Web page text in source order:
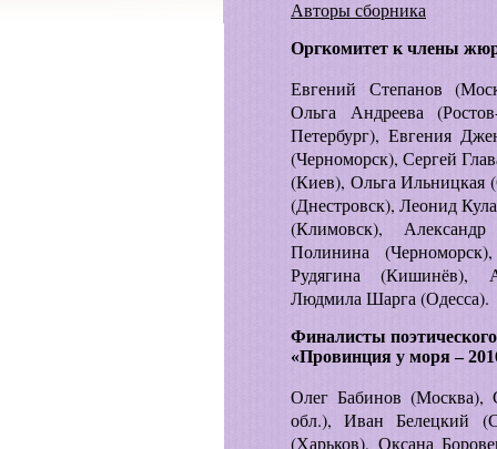
Авторы сборника
Оргкомитет к члены
Евгений Степанов
Ольга Андреева
Петербург), Евгения
(Черноморск), Сергей
(Киев), Ольга Ильницкая
(Днестровск), Леонид
(Климовск),
Полинина
Рудягина (Кишинёв),
Людмила Шарга (Одесса).
Финалисты
«Провинция у моря –
Олег Бабинов (Москва),
обл.), Иван Белецкий
(Харьков), Оксана